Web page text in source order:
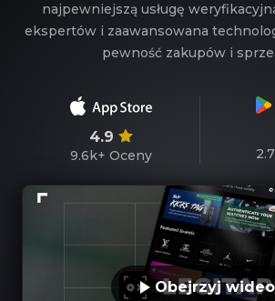
najpewniejszą usługę
ekspertów i zaawansowana
pewność zakupów i
4.9
9.6k+ Oceny
Obejrzyj wideo